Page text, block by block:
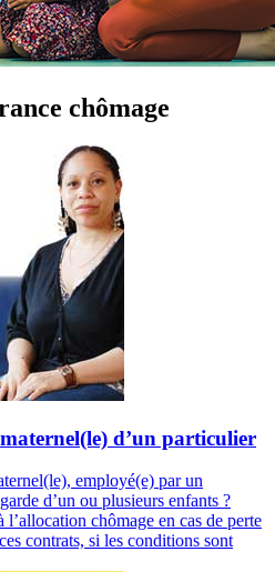
chômage
d’un particulier
employé(e) par un
d’un ou plusieurs enfants ?
l’allocation chômage en cas de perte
contrats, si les conditions sont